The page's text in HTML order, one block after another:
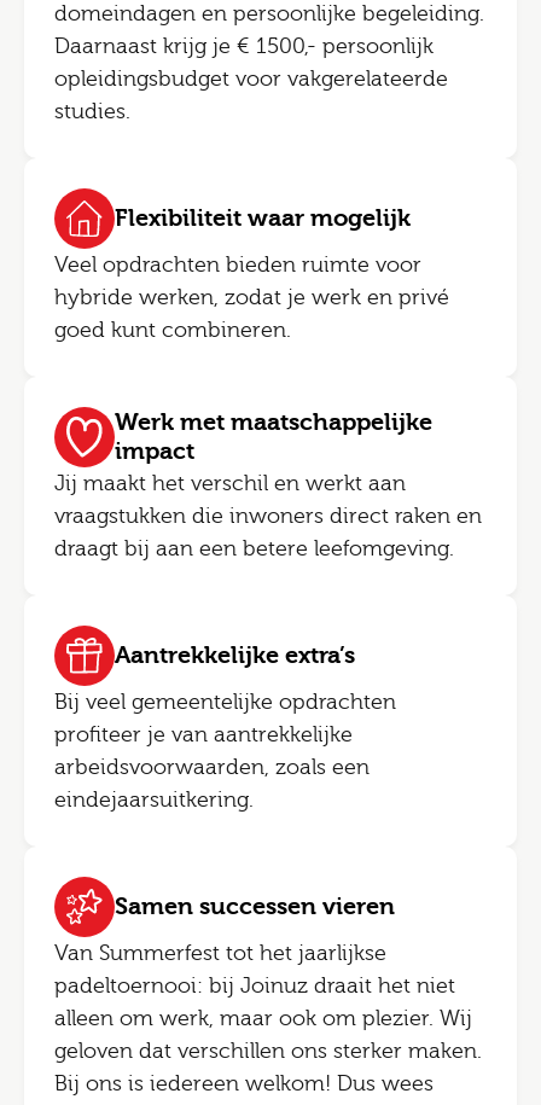
domeindagen en persoonlijke begeleiding.
Daarnaast krijg je € 1500,- persoonlijk
opleidingsbudget voor vakgerelateerde
studies.
Flexibiliteit waar mogelijk
Veel opdrachten bieden ruimte voor
hybride werken, zodat je werk en privé
goed kunt combineren.
Werk met maatschappelijke
impact
Jij maakt het verschil en werkt aan
vraagstukken die inwoners direct raken en
draagt bij aan een betere leefomgeving.
Aantrekkelijke extra’s
Bij veel gemeentelijke opdrachten
profiteer je van aantrekkelijke
arbeidsvoorwaarden, zoals een
eindejaarsuitkering.
Samen successen vieren
Van Summerfest tot het jaarlijkse
padeltoernooi: bij Joinuz draait het niet
alleen om werk, maar ook om plezier. Wij
geloven dat verschillen ons sterker maken.
Bij ons is iedereen welkom! Dus wees